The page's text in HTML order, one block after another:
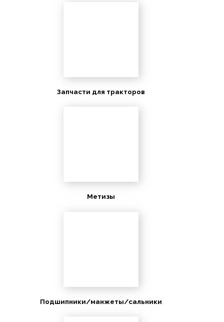
Запчасти для тракторов
Метизы
Подшипники/манжеты/сальники